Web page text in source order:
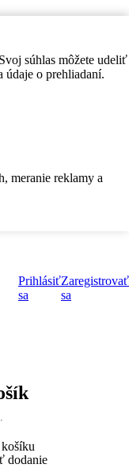
súhlas môžete udeliť
údaje o prehliadaní.
meranie reklamy a
Prihlásiť
sa
Zaregistrovať
sa
cena košíku
dodanie